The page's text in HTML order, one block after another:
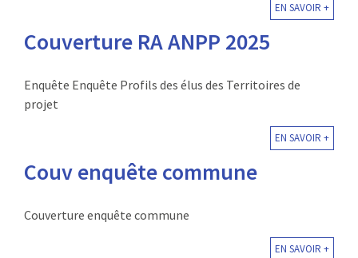
EN SAVOIR +
Couverture RA ANPP 2025
Enquête Enquête Profils des élus des Territoires de
projet
EN SAVOIR +
Couv enquête commune
Couverture enquête commune
EN SAVOIR +